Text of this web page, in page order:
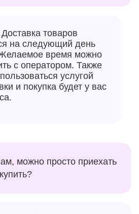
товаров
на следующий день
время можно
с оператором. Также
услугой
и покупка будет у вас
можно просто приехать